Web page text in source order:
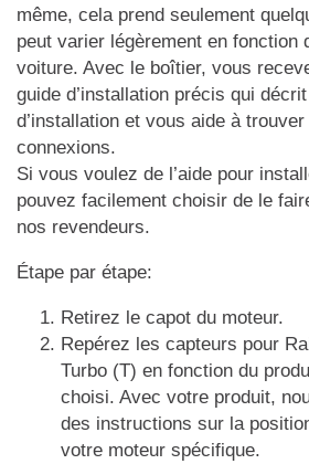
même, cela prend seulement
peut varier légèrement en fonction
voiture. Avec le boîtier, vous
guide d’installation précis qui
d’installation et vous aide à
connexions.
Si vous voulez de l’aide pour
pouvez facilement choisir de le
nos revendeurs.
Étape par étape:
Retirez le capot du moteur.
Repérez les capteurs pour
Turbo (T) en fonction du
choisi. Avec votre produit,
des instructions sur la
votre moteur spécifique.